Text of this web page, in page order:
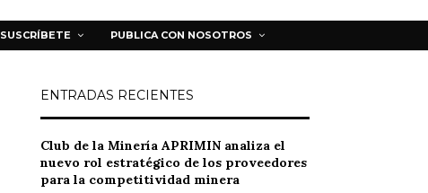
SUSCRÍBETE PUBLICA CON NOSOTROS
ENTRADAS RECIENTES
Club de la Minería APRIMIN analiza el
nuevo rol estratégico de los proveedores
para la competitividad minera